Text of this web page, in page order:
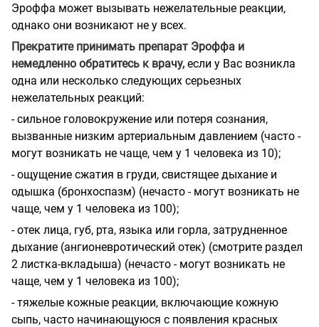
Эроффа может вызывать нежелательные реакции,
однако они возникают не у всех.
Прекратите принимать препарат Эроффа и
немедленно обратитесь к врачу, если у Вас возникла
одна или несколько следующих серьезных
нежелательных реакций:
- сильное головокружение или потеря сознания,
вызванные низким артериальным давлением (часто -
могут возникать не чаще, чем у 1 человека из 10);
- ощущение сжатия в груди, свистящее дыхание и
одышка (бронхоспазм) (нечасто - могут возникать не
чаще, чем у 1 человека из 100);
- отек лица, губ, рта, языка или горла, затрудненное
дыхание (ангионевротический отек) (смотрите раздел
2 листка-вкладыша) (нечасто - могут возникать не
чаще, чем у 1 человека из 100);
- тяжелые кожные реакции, включающие кожную
сыпь, часто начинающуюся с появления красных